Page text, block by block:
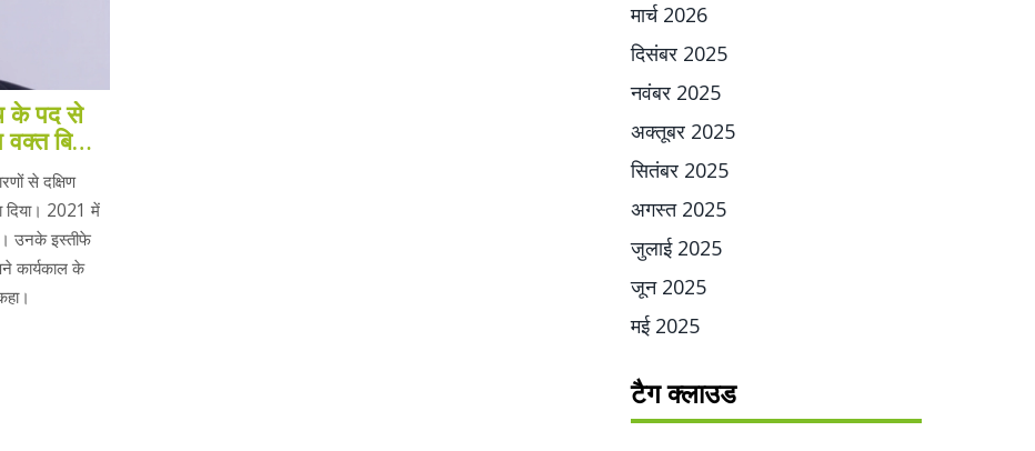
के पद से
बिताने
से दक्षिण
दिया। 2021 में
उनके इस्तीफे
कार्यकाल के
मार्च 2026
दिसंबर 2025
नवंबर 2025
अक्तूबर 2025
सितंबर 2025
अगस्त 2025
जुलाई 2025
जून 2025
मई 2025
टैग क्लाउड